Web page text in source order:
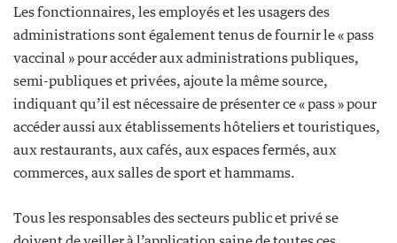
Les fonctionnaires, les employés et les usagers des
administrations sont également tenus de fournir le « pass
vaccinal » pour accéder aux administrations publiques,
semi-publiques et privées, ajoute la même source,
indiquant qu’il est nécessaire de présenter ce « pass » pour
accéder aussi aux établissements hôteliers et touristiques,
aux restaurants, aux cafés, aux espaces fermés, aux
commerces, aux salles de sport et hammams.
Tous les responsables des secteurs public et privé se